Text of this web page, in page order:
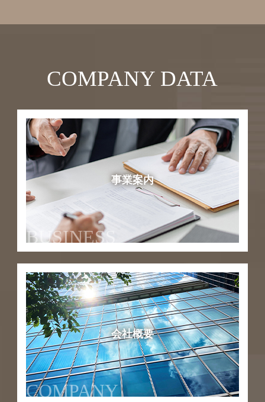
COMPANY DATA
事業案内
BUSINESS
会社概要
COMPANY